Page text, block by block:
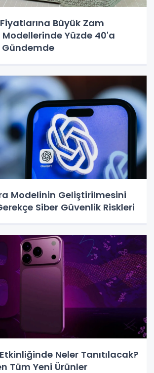
Büyük Zam
Modellerinde Yüzde 40'a
Gündemde
Modelinin Geliştirilmesini
Siber Güvenlik Riskleri
Neler Tanıtılacak?
Tüm Yeni Ürünler